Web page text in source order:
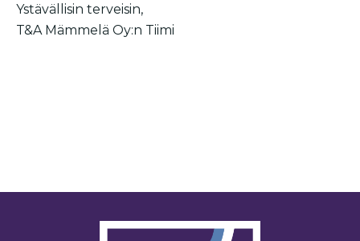
Ystävällisin terveisin,
T&A Mämmelä Oy:n Tiimi